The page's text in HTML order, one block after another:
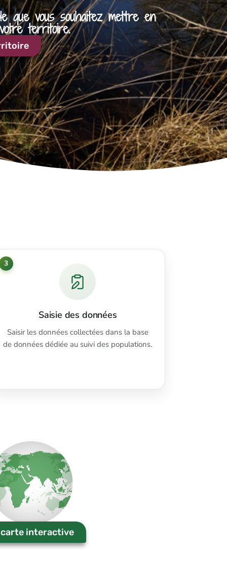
que vous souhaitez mettre en
territoire.
3
Saisie des données
Saisir les données collectées dans la base
de données dédiée au suivi des populations.
carte interactive